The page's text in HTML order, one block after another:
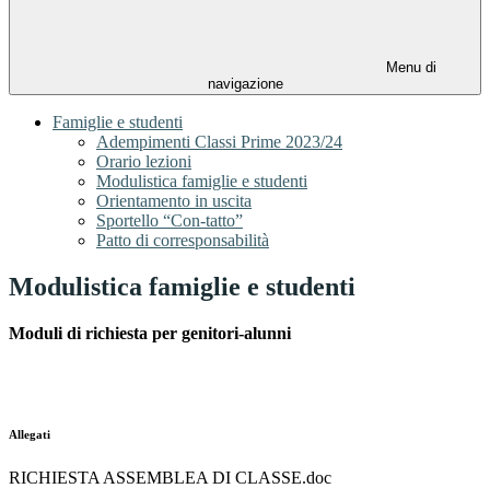
Menu di
navigazione
Famiglie e studenti
Adempimenti Classi Prime 2023/24
Orario lezioni
Modulistica famiglie e studenti
Orientamento in uscita
Sportello “Con-tatto”
Patto di corresponsabilità
Modulistica famiglie e studenti
Moduli di richiesta per genitori-alunni
Allegati
RICHIESTA ASSEMBLEA DI CLASSE.doc